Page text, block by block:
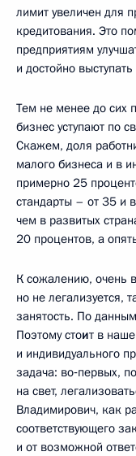
лимит увеличен для
кредитования. Это
предприятиям
и достойно
Тем не менее до сих
бизнес уступают по
Скажем, доля
малого бизнеса и в
примерно 25
стандарты – от 35 и
чем в развитых
20 процентов, а
К сожалению, очень
но не легализуется,
занятость. По
Поэтому стоит в
и индивидуального
задача: во‑первых,
на свет,
Владимирович, как
соответствующего
и от возможной